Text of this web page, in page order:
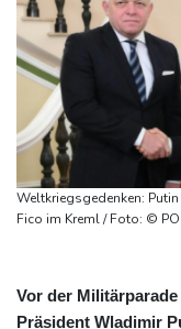
Weltkriegsgedenken:
Fico im
Vor der
Präsident Wladimir